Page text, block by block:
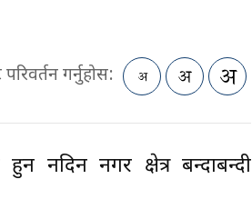
गर्नुहोस:
नदिन नगर क्षेत्र बन्दाबन्दी